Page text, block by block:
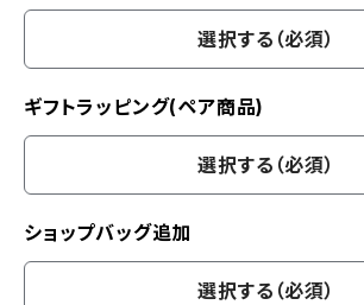
選択する（必須）
ギフトラッピング(ペア商品)
選択する（必須）
ショップバッグ追加
選択する（必須）